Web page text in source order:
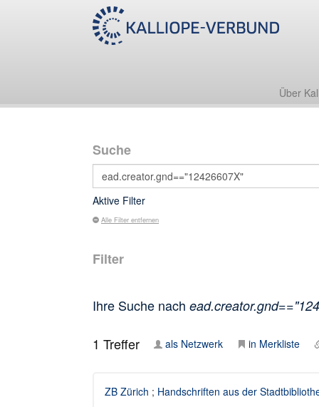
Über
Suche
Aktive Filter
Alle Filter entfernen
Filter
Ihre Suche nach
1 Treffer als Netzwerk in Merkliste
ZB Zürich ; Handschriften aus der